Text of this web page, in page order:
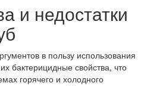
и недостатки
в пользу использования
бактерицидные свойства, что
горячего и холодного